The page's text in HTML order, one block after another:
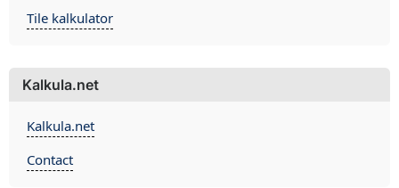
Tile kalkulator
Kalkula.net
Kalkula.net
Contact